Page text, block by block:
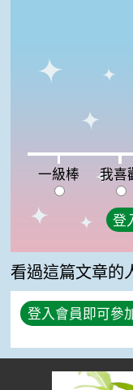
一級棒:0% 我喜歡
一級棒 我喜
登
看過這篇文章的
登入會員即可參